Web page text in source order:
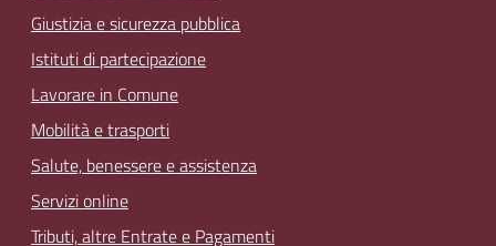
Giustizia e sicurezza pubblica
Istituti di partecipazione
Lavorare in Comune
Mobilità e trasporti
Salute, benessere e assistenza
Servizi online
Tributi, altre Entrate e Pagamenti